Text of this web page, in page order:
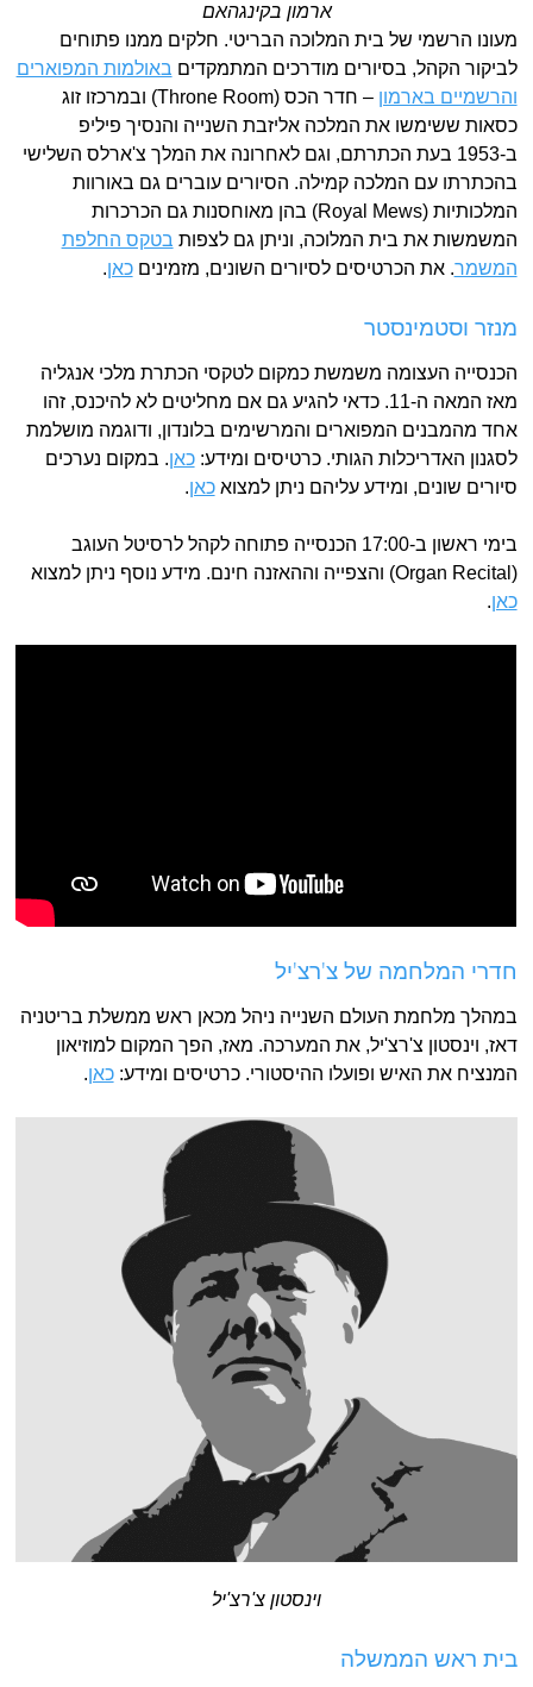
ארמון בקינגהאם
מעונו הרשמי של בית המלוכה הבריטי. חלקים ממנו פתוחים
לביקור הקהל, בסיורים מודרכים המתמקדים באולמות המפוארים
והרשמיים בארמון
– חדר הכס (Throne Room) ובמרכזו זוג
כסאות ששימשו את המלכה אליזבת השנייה והנסיך פיליפ
ב-1953 בעת הכתרתם, וגם לאחרונה את המלך צ'ארלס השלישי
בהכתרתו עם המלכה קמילה. הסיורים עוברים גם באורוות
המלכותיות (Royal Mews) בהן מאוחסנות גם הכרכרות
המשמשות את בית המלוכה, וניתן גם לצפות בטקס החלפת
המשמר. את הכרטיסים לסיורים השונים, מזמיניםכאן.
מנזר וסטמינסטר
הכנסייה העצומה משמשת כמקום לטקסי הכתרת מלכי אנגליה
מאז המאה ה-11. כדאי להגיע גם אם מחליטים לא להיכנס, זהו
אחד מהמבנים המפוארים והמרשימים בלונדון, ודוגמה מושלמת
לסגנון האדריכלות הגותי. כרטיסים ומידע:כאן. במקום נערכים
סיורים שונים, ומידע עליהם ניתן למצואכאן.
בימי ראשון ב-17:00 הכנסייה פתוחה לקהל לרסיטל העוגב
(Organ Recital) והצפייה וההאזנה חינם. מידע נוסף ניתן למצוא
כאן.
חדרי המלחמה של צ'רצ'יל
במהלך מלחמת העולם השנייה ניהל מכאן ראש ממשלת בריטניה
דאז, וינסטון צ'רצ'יל, את המערכה. מאז, הפך המקום למוזיאון
המנציח את האיש ופועלו ההיסטורי. כרטיסים ומידע:כאן.
וינסטון צ'רצ'יל
בית ראש הממשלה